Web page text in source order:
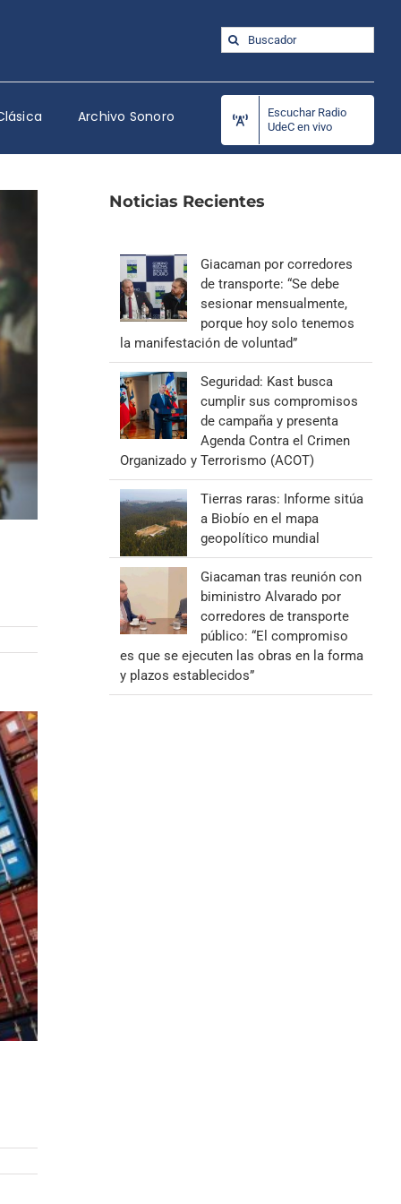
Buscar:
Archivo Sonoro
Escuchar Radio
UdeC en vivo
Noticias Recientes
Giacaman por corredores
de transporte: “Se debe
sesionar mensualmente,
porque hoy solo tenemos
la manifestación de voluntad”
Seguridad: Kast busca
cumplir sus compromisos
de campaña y presenta
Agenda Contra el Crimen
Organizado y Terrorismo (ACOT)
Tierras raras: Informe sitúa
a Biobío en el mapa
geopolítico mundial
Giacaman tras reunión con
biministro Alvarado por
corredores de transporte
público: “El compromiso
es que se ejecuten las obras en la forma
y plazos establecidos”